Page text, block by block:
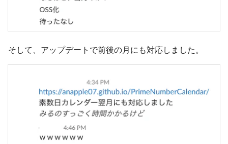
そして、アップデートで前後の月にも対応しました。